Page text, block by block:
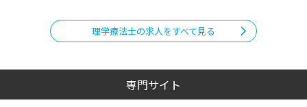
理学療法士の求人をすべて見る
専門サイト